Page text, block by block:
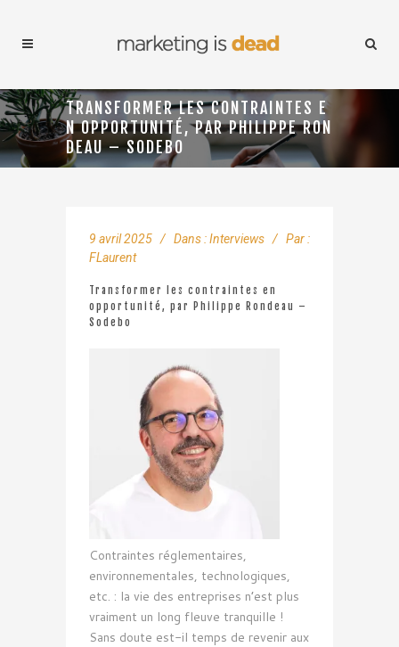
TRANSFORMER LES CONTRAINTES E
N OPPORTUNITÉ, PAR PHILIPPE RON
DEAU – SODEBO
9 avril 2025 Dans :Interviews
Par :
FLaurent
Transformer les contraintes en
opportunité, par Philippe Rondeau –
Sodebo
Contraintes réglementaires,
environnementales, technologiques,
etc. : la vie des entreprises n’est plus
vraiment un long fleuve tranquille !
Sans doute est-il temps de revenir aux